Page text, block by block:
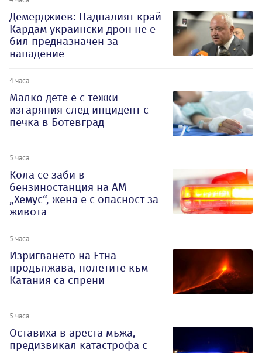
Демерджиев: Падналият край
Кардам украински дрон не е
бил предназначен за
нападение
4 часа
Малко дете е с тежки
изгаряния след инцидент с
печка в Ботевград
5 часа
Кола се заби в
бензиностанция на АМ
„Хемус“, жена е с опасност за
живота
5 часа
Изригването на Етна
продължава, полетите към
Катания са спрени
5 часа
Оставиха в ареста мъжа,
предизвикал катастрофа с